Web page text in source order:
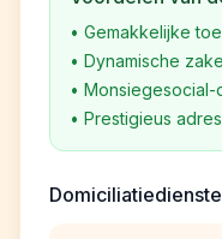
• Gemakkelijke
• Dynamische
•
• Prestigieus adres